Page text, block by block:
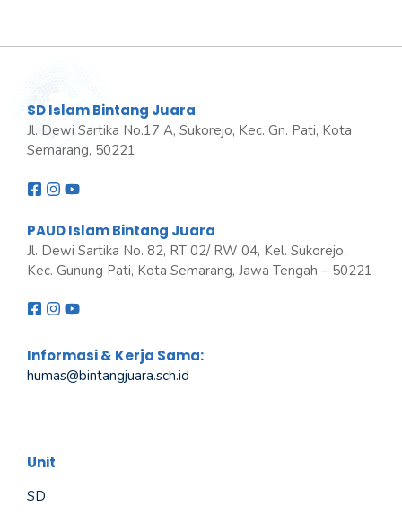
SD Islam Bintang Juara
Jl. Dewi Sartika No.17 A, Sukorejo, Kec. Gn. Pati, Kota
Semarang, 50221
PAUD Islam Bintang Juara
Jl. Dewi Sartika No. 82, RT 02/ RW 04, Kel. Sukorejo,
Kec. Gunung Pati, Kota Semarang, Jawa Tengah – 50221
Informasi & Kerja Sama:
humas@bintangjuara.sch.id
Unit
SD